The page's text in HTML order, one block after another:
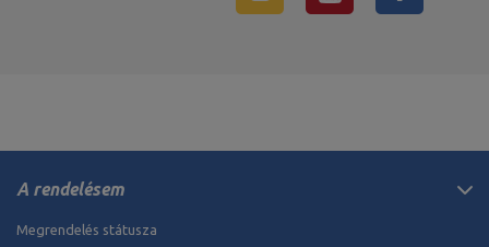
A rendelésem
Megrendelés státusza